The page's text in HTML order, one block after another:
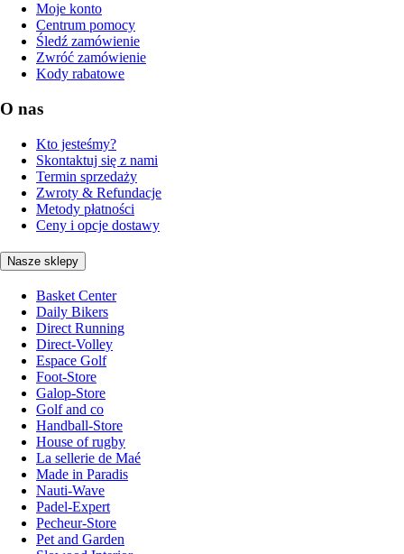
Moje konto
Centrum pomocy
Śledź zamówienie
Zwróć zamówienie
Kody rabatowe
O nas
Kto jesteśmy?
Skontaktuj się z nami
Termin sprzedaży
Zwroty & Refundacje
Metody płatności
Ceny i opcje dostawy
Nasze sklepy
Basket Center
Daily Bikers
Direct Running
Direct-Volley
Espace Golf
Foot-Store
Galop-Store
Golf and co
Handball-Store
House of rugby
La sellerie de Maé
Made in Paradis
Nauti-Wave
Padel-Expert
Pecheur-Store
Pet and Garden